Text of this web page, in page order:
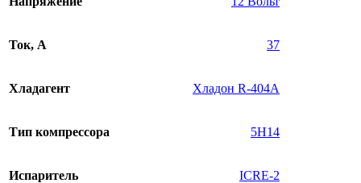
Ток, А 37
Хладагент Хладон R-404A
Тип компрессора 5H14
Испаритель ICRE-2